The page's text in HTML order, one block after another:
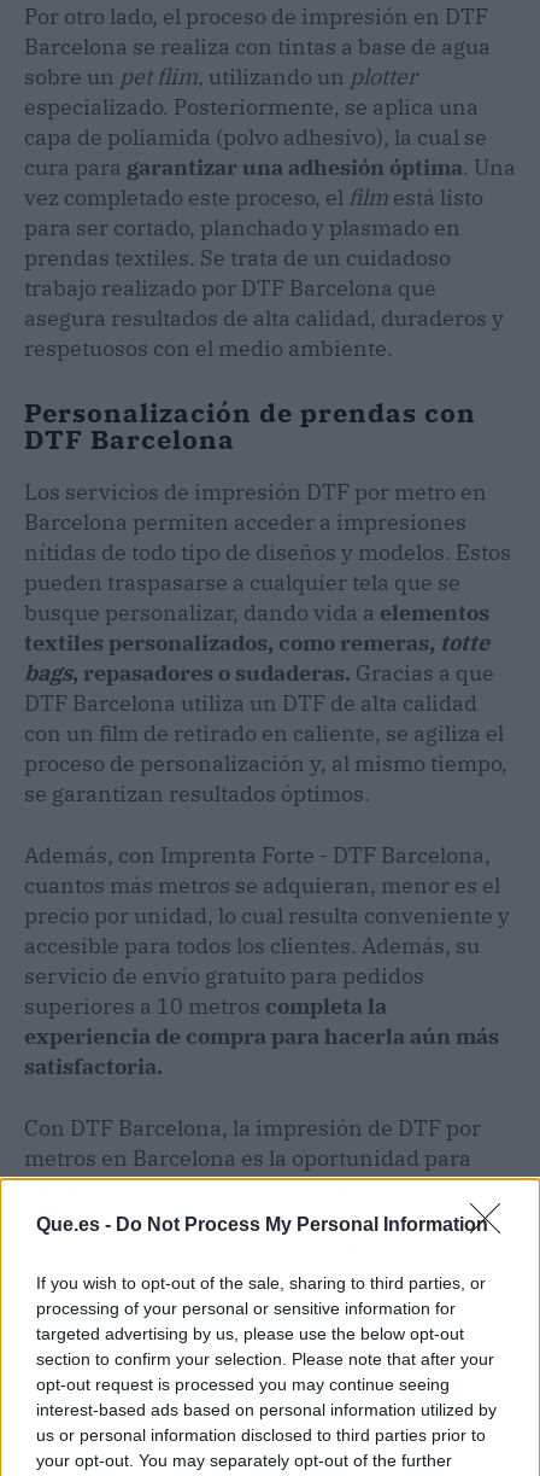
Que.es - Do Not Process My Personal Information
If you wish to opt-out of the sale, sharing to third parties, or
processing of your personal or sensitive information for
targeted advertising by us, please use the below opt-out
section to confirm your selection. Please note that after your
opt-out request is processed you may continue seeing
interest-based ads based on personal information utilized by
us or personal information disclosed to third parties prior to
your opt-out. You may separately opt-out of the further
Por otro lado, el proceso de impresión en DTF
Barcelona se realiza con tintas a base de agua
sobre un pet flim, utilizando un plotter
especializado. Posteriormente, se aplica una
capa de poliamida (polvo adhesivo), la cual se
cura para garantizar una adhesión óptima. Una
vez completado este proceso, el film está listo
para ser cortado, planchado y plasmado en
prendas textiles. Se trata de un cuidadoso
trabajo realizado por DTF Barcelona que
asegura resultados de alta calidad, duraderos y
respetuosos con el medio ambiente.
Personalización de prendas con
DTF Barcelona
Los servicios de impresión DTF por metro en
Barcelona permiten acceder a impresiones
nítidas de todo tipo de diseños y modelos. Estos
pueden traspasarse a cualquier tela que se
busque personalizar, dando vida a elementos
textiles personalizados, como remeras, totte
bags, repasadores o sudaderas. Gracias a que
DTF Barcelona utiliza un DTF de alta calidad
con un film de retirado en caliente, se agiliza el
proceso de personalización y, al mismo tiempo,
se garantizan resultados óptimos.
Además, con Imprenta Forte - DTF Barcelona,
cuantos más metros se adquieran, menor es el
precio por unidad, lo cual resulta conveniente y
accesible para todos los clientes. Además, su
servicio de envío gratuito para pedidos
superiores a 10 metros completa la
experiencia de compra para hacerla aún más
satisfactoria.
Con DTF Barcelona, la impresión de DTF por
metros en Barcelona es la oportunidad para
crear prendas personalizadas, regalos
empresariales, souvenirsy obsequios para
resultados que superan las expectativas.